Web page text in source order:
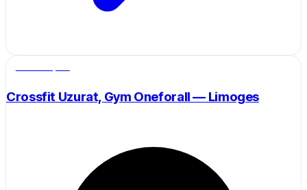
Crossfit Uzurat, Gym Oneforall — Limoges